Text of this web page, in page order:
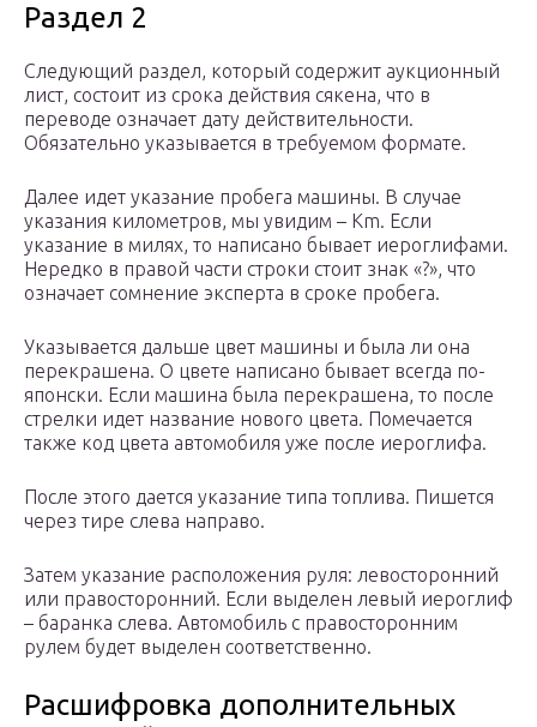
Раздел 2
Следующий раздел, который содержит аукционный
лист, состоит из срока действия сякена, что в
переводе означает дату действительности.
Обязательно указывается в требуемом формате.
Далее идет указание пробега машины. В случае
указания километров, мы увидим – Km. Если
указание в милях, то написано бывает иероглифами.
Нередко в правой части строки стоит знак «?», что
означает сомнение эксперта в сроке пробега.
Указывается дальше цвет машины и была ли она
перекрашена. О цвете написано бывает всегда по-
японски. Если машина была перекрашена, то после
стрелки идет название нового цвета. Помечается
также код цвета автомобиля уже после иероглифа.
После этого дается указание типа топлива. Пишется
через тире слева направо.
Затем указание расположения руля: левосторонний
или правосторонний. Если выделен левый иероглиф
– баранка слева. Автомобиль с правосторонним
рулем будет выделен соответственно.
Расшифровка дополнительных